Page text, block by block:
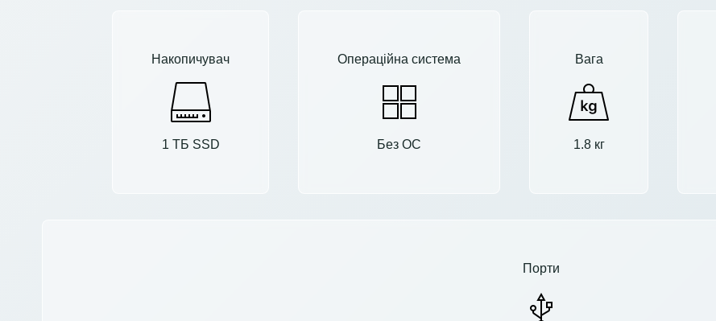
Накопичувач
1 ТБ SSD
Операційна система
Без ОС
Вага
1.8 кг
Порти